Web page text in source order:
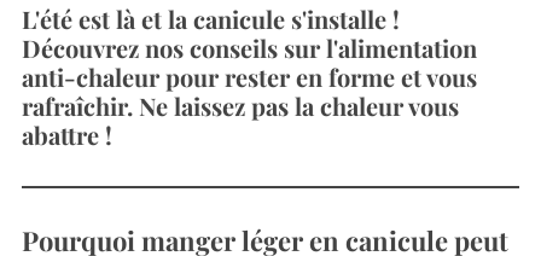
L'été est là et la canicule s'installe !
Découvrez nos conseils sur l'alimentation
anti-chaleur pour rester en forme et vous
rafraîchir. Ne laissez pas la chaleur vous
abattre !
Pourquoi manger léger en canicule peut